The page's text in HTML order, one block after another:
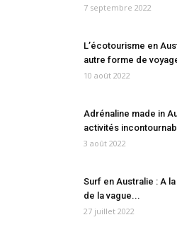
7 septembre 2022
L’écotourisme en
autre forme de
10 août 2022
Adrénaline made in
activités
3 août 2022
Surf en Australie : A
de la vague...
27 juillet 2022